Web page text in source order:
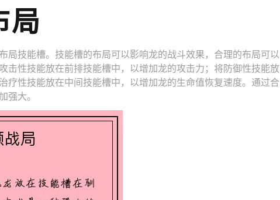
局
局技能槽。技能槽的布局可以影响龙的战斗效果，合理的布局可以
击性技能放在前排技能槽中，以增加龙的攻击力；将防御性技能放
疗性技能放在中间技能槽中，以增加龙的生命值恢复速度。通过合
强大。